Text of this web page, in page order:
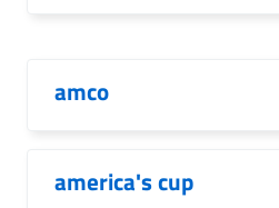
amco
america's cup